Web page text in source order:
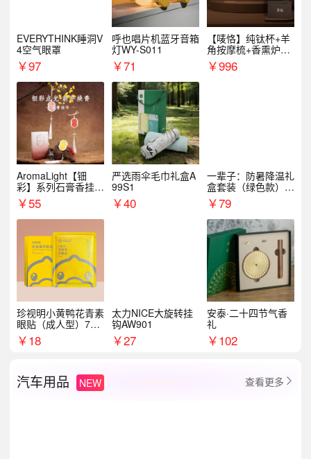
EVERYTHINK睡洞V
4空气眼罩
￥97
呼也唱片机蓝牙音箱
灯WY-S011
￥71
【唛恪】纯钛杯+羊
角按摩梳+香熏炉
+气垫梳
￥996
AromaLight【钿
彩】系列石膏香挂
（代发香味随机）
￥55
严选雨伞毛巾礼盒A
99S1
￥40
一辈子：防暑降温礼
盒套装（绿色款）支
持自由搭配
￥79
珍视明小黄鸭花青素
眼贴（成人型）7对/
盒
￥18
太力NICE大旋转挂
钩AW901
￥27
安泰·二十四节气香
礼
￥102
汽车用品 NEW 查看更多 